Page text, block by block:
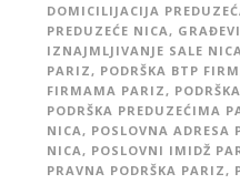
DOMICILIJACIJA
PREDUZEĆE NICA ,
IZNAJMLJIVANJE SALE NICA
PARIZ , PODRŠKA BTP
FIRMAMA PARIZ ,
PODRŠKA PREDUZEĆIMA
NICA , POSLOVNA ADRESA
NICA , POSLOVNI IMIDŽ
PRAVNA PODRŠKA PARIZ ,